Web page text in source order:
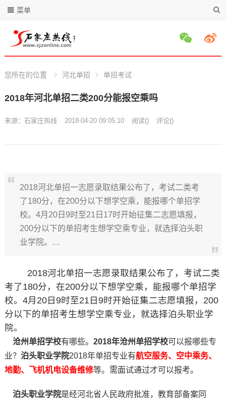
菜单
您所在的位置 河北单招 单招考试
2018年河北单招二类200分能报空乘吗
来源： 石家庄热线 2018-04-20 09:05:10 阅读() 评论()
2018河北单招一志愿录取结果公布了，考试二类考
了180分，在200分以下想学空乘，能报哪个单招学
校。4月20日9时至21日17时开始征集二志愿填报，
200分以下的单招考生想学空乘专业，就选择泊头职
业学院。…
2018河北单招一志愿录取结果公布了，考试二类
考了180分，在200分以下想学空乘，能报哪个单招学
校。4月20日9时至21日9时开始征集二志愿填报，200
分以下的单招考生想学空乘专业，就选择泊头职业学
院。
沧州单招学校有哪些。 2018年沧州单招学校可以报哪些专
业？ 泊头职业学院2018年单招专业有航空服务、空中乘务、
地勤、飞机机电设备维修等。需面试通过才可以报考。
泊头职业学院是经河北省人民政府批准，教育部备案同